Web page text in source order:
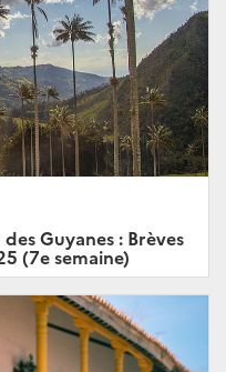
Guyanes : Brèves
(7e semaine)